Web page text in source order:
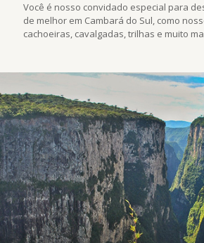
Você é nosso convidado especial para
de melhor em Cambará do Sul, como
cachoeiras, cavalgadas, trilhas e muito